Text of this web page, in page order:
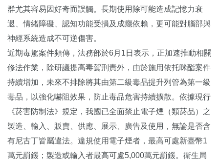
群尤其容易因好奇而誤觸。長期使用除可能造成記憶力衰
退、情緒障礙、認知功能受損及成癮依賴，更可能對腦部與
神經系統造成不可逆傷害。
近期毒駕案件頻傳，法務部於6月1日表示，正加速推動相關
修法作業，除研議提高毒駕刑責外，由於施用依托咪酯案件
持續增加，未來不排除將其由第二級毒品提升列管為第一級
毒品，以強化嚇阻效果，防止毒品危害持續擴散。依據現行
《菸害防制法》規定，我國已全面禁止電子煙（類菸品）之
製造、輸入、販賣、供應、展示、廣告及使用，無論是否含
有尼古丁皆屬違法。違規使用電子煙者，最高可處新臺幣1
萬元罰鍰；製造或輸入者最高可處5,000萬元罰鍰。衛生局